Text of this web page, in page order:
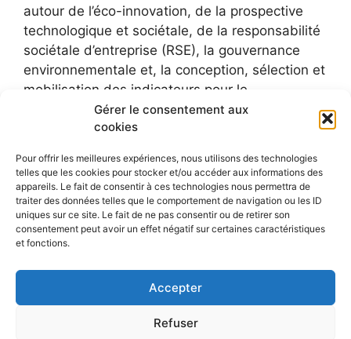
Gérer le consentement aux
cookies
Pour offrir les meilleures expériences, nous utilisons des technologies
telles que les cookies pour stocker et/ou accéder aux informations des
appareils. Le fait de consentir à ces technologies nous permettra de
traiter des données telles que le comportement de navigation ou les ID
uniques sur ce site. Le fait de ne pas consentir ou de retirer son
consentement peut avoir un effet négatif sur certaines caractéristiques
et fonctions.
Accepter
Refuser
autour de l’éco-innovation, de la prospective
technologique et sociétale, de la responsabilité
sociétale d’entreprise (RSE), la gouvernance
environnementale et, la conception, sélection et
mobilisation des indicateurs pour le
développement durable.